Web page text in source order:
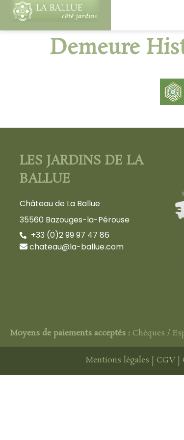
Demeure
LES JARDINS DE LA
BALLUE
Château de La Ballue
35560 Bazouges-la-Pérouse
+33 (0)2 99 97 47 86
chateau@la-ballue.com
Moyens de paiements acceptés : Chèques /
Mentions légales |CGV |